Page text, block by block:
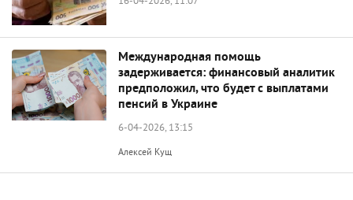
Международная помощь
задерживается: финансовый аналитик
предположил, что будет с выплатами
пенсий в Украине
6-04-2026, 13:15
Алексей Кущ